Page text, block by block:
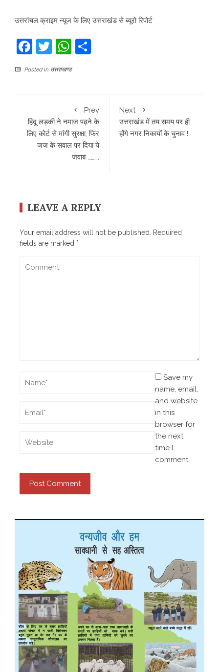
उत्तरांचल क्राइम न्यूज के लिए उत्तराखंड से ब्यूरो रिपोर्ट
Facebook
TwitterWhatsApp
Posted in उत्तराखण्ड
Prev
हिंदू लड़की ने नमाज पढ़ने के
लिए कोर्ट से मांगी सुरक्षा, फिर
जज के सवाल पर दिया ये
जवाब ……….
Next
उत्तराखंड में तय समय पर ही
होंगे नगर निकायों के चुनाव !
LEAVE A REPLY
Your email address will not be published. Required
fields are marked *
Save my
name, email,
and website
in this
browser for
the next
time I
comment.